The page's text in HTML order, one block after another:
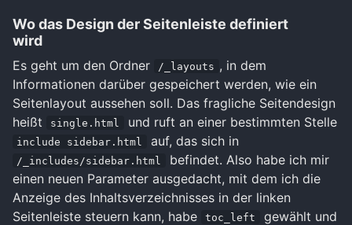
Wo das Design der Seitenleiste definiert
wird
Es geht um den Ordner /_layouts , in dem
Informationen darüber gespeichert werden, wie ein
Seitenlayout aussehen soll. Das fragliche Seitendesign
heißt
single.html und ruft an einer bestimmten Stelle
include sidebar.html auf, das sich in
/_includes/sidebar.html
befindet. Also habe ich mir
einen neuen Parameter ausgedacht, mit dem ich die
Anzeige des Inhaltsverzeichnisses in der linken
Seitenleiste steuern kann, habe
toc_left
gewählt und